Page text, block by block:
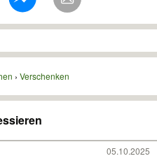
Verschenken
05.10.2025